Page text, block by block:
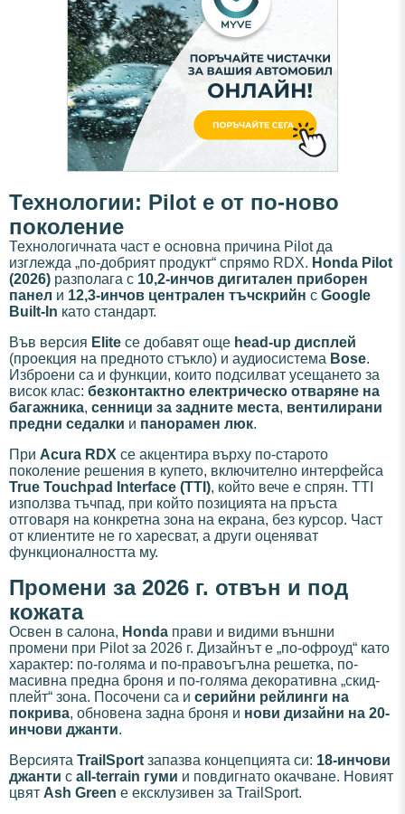
Технологии: Pilot е от по-ново
поколение
Технологичната част е основна причина Pilot да
изглежда „по-добрият продукт“ спрямо RDX. Honda Pilot
(2026) разполага с 10,2-инчов дигитален приборен
панел и 12,3-инчов централен тъчскрийн с Google
Built-In като стандарт.
Във версия Elite се добавят още head-up дисплей
(проекция на предното стъкло) и аудиосистема Bose.
Изброени са и функции, които подсилват усещането за
висок клас: безконтактно електрическо отваряне на
багажника, сенници за задните места, вентилирани
предни седалки и панорамен люк.
При Acura RDX се акцентира върху по-старото
поколение решения в купето, включително интерфейса
True Touchpad Interface (TTI), който вече е спрян. TTI
използва тъчпад, при който позицията на пръста
отговаря на конкретна зона на екрана, без курсор. Част
от клиентите не го харесват, а други оценяват
функционалността му.
Промени за 2026 г. отвън и под
кожата
Освен в салона, Honda прави и видими външни
промени при Pilot за 2026 г. Дизайнът е „по-офроуд“ като
характер: по-голяма и по-правоъгълна решетка, по-
масивна предна броня и по-голяма декоративна „скид-
плейт“ зона. Посочени са и серийни рейлинги на
покрива, обновена задна броня и нови дизайни на 20-
инчови джанти.
Версията TrailSport запазва концепцията си: 18-инчови
джанти с all-terrain гуми и повдигнато окачване. Новият
цвят Ash Green е ексклузивен за TrailSport.